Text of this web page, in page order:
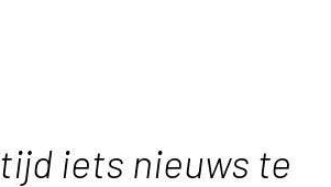
iets nieuws te